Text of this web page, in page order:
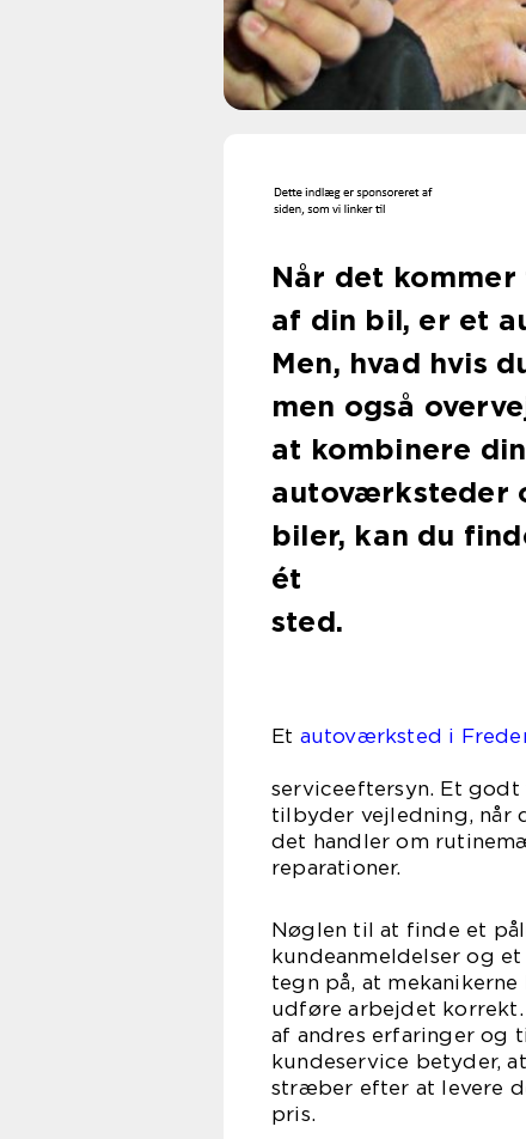
Når det
af din bil, er et
Men, hvad hvis
men også
at kombinere
autoværksteder
biler, kan du
ét
sted.
Et autoværksted i
end
serviceeftersyn. Et
tilbyder vejledning, når
det handler om
reparationer.
Nøglen til at finde et
kundeanmeldelser og
tegn på, at
udføre arbejdet korrekt.
af andres erfaringer og
kundeservice betyder,
stræber efter at levere
pris.